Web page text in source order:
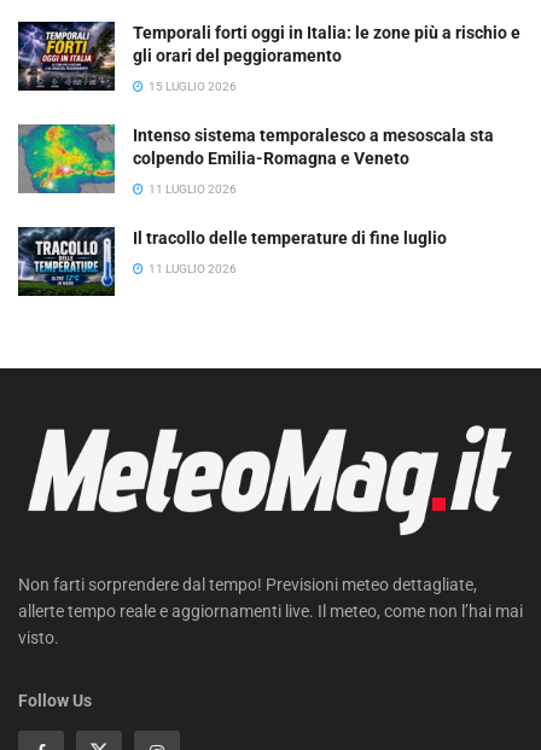
Temporali forti oggi in Italia: le zone più a rischio e
gli orari del peggioramento
15 LUGLIO 2026
Intenso sistema temporalesco a mesoscala sta
colpendo Emilia-Romagna e Veneto
11 LUGLIO 2026
Il tracollo delle temperature di fine luglio
11 LUGLIO 2026
Non farti sorprendere dal tempo! Previsioni meteo dettagliate,
allerte tempo reale e aggiornamenti live. Il meteo, come non l’hai mai
visto.
Follow Us